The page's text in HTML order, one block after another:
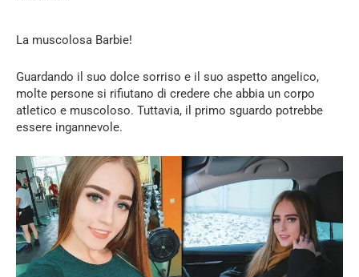
La muscolosa Barbie!
Guardando il suo dolce sorriso e il suo aspetto angelico,
molte persone si rifiutano di credere che abbia un corpo
atletico e muscoloso. Tuttavia, il primo sguardo potrebbe
essere ingannevole.